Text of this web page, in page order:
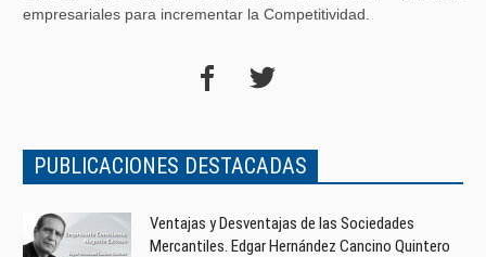
empresariales para incrementar la Competitividad.
PUBLICACIONES DESTACADAS
Ventajas y Desventajas de las Sociedades
Mercantiles. Edgar Hernández Cancino Quintero